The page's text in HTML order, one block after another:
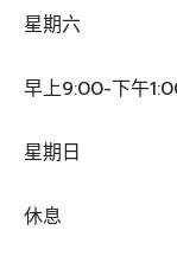
星期六
早上9:00-下午
星期日
休息